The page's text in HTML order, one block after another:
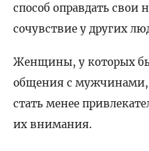
способ оправдать свои
сочувствие у других
Женщины, у которых
общения с мужчинами,
стать менее
их внимания.